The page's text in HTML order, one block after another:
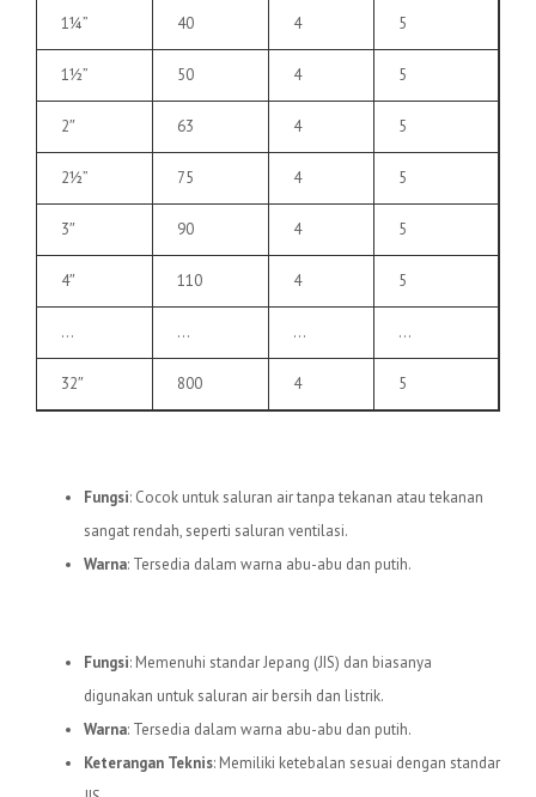
1¼” 40 4 5
1½” 50 4 5
2″ 63 4 5
2½” 75 4 5
3″ 90 4 5
4″ 110 4 5
… … … …
32″ 800 4 5
Fungsi: Cocok untuk saluran air tanpa tekanan atau tekanan
sangat rendah, seperti saluran ventilasi.
Warna: Tersedia dalam warna abu-abu dan putih.
Fungsi: Memenuhi standar Jepang (JIS) dan biasanya
digunakan untuk saluran air bersih dan listrik.
Warna: Tersedia dalam warna abu-abu dan putih.
Keterangan Teknis: Memiliki ketebalan sesuai dengan standar